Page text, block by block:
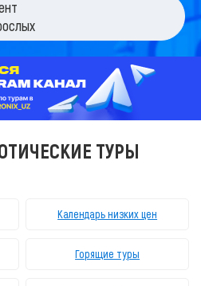
ТУРЫ
Календарь низких цен
Горящие туры